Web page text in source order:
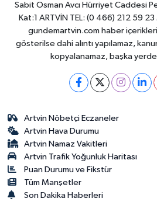
Sabit Osman Avcı Hürriyet Caddesi
Kat:1 ARTVİN TEL: (0 466) 212 59 23
gundemartvin.com haber
gösterilse dahi alıntı yapılamaz,
kopyalanamaz, başka yerde
Artvin Nöbetçi Eczaneler
Artvin Hava Durumu
Artvin Namaz Vakitleri
Artvin Trafik Yoğunluk Haritası
Puan Durumu ve Fikstür
Tüm Manşetler
Son Dakika Haberleri